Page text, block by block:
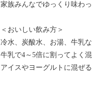
家族みんなでゆっくり味わ
＜おいしい飲み方＞
冷水、炭酸水、お湯、牛乳
牛乳で4～5倍に割ってよく
アイスやヨーグルトに混ぜ